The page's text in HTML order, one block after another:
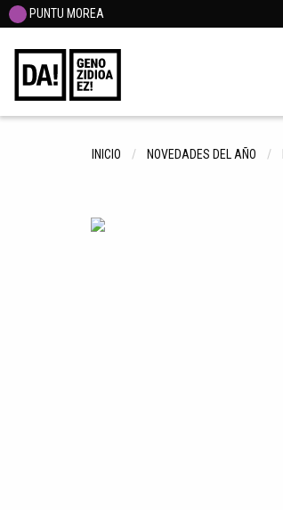
PUNTU MOREA
INICIO NOVEDADES DEL AÑO